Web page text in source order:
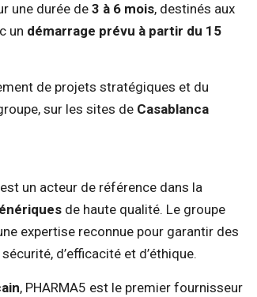
une durée de3 à 6 mois, destinés aux
un démarrage prévu à partir du 15
de projets stratégiques et du
sur les sites de Casablanca
un acteur de référence dans la
de haute qualité. Le groupe
expertise reconnue pour garantir des
d’efficacité et d’éthique.
, PHARMA5 est le premier fournisseur